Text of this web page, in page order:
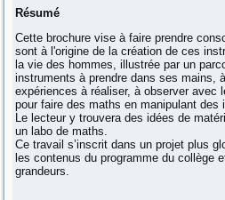
Résumé
Cette brochure vise à faire prendre
sont à l'origine de la création de ces
la vie des hommes, illustrée par un
instruments à prendre dans ses mains,
expériences à réaliser, à observer avec
pour faire des maths en manipulant des
Le lecteur y trouvera des idées de
un labo de maths.
Ce travail s’inscrit dans un projet plus
les contenus du programme du collège
grandeurs.